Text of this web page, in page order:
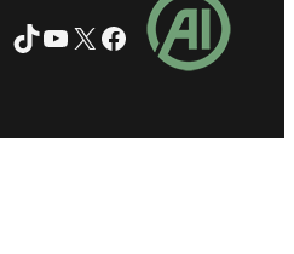
TikTok
YouTube
X Facebook